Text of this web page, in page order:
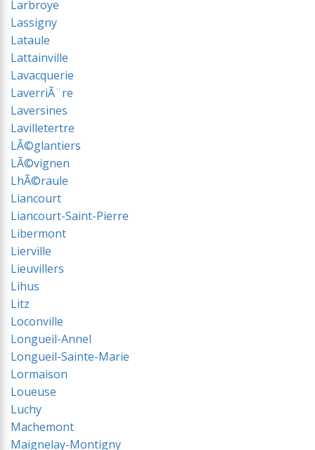
Larbroye
Lassigny
Lataule
Lattainville
Lavacquerie
LaverriÃ¨re
Laversines
Lavilletertre
LÃ©glantiers
LÃ©vignen
LhÃ©raule
Liancourt
Liancourt-Saint-Pierre
Libermont
Lierville
Lieuvillers
Lihus
Litz
Loconville
Longueil-Annel
Longueil-Sainte-Marie
Lormaison
Loueuse
Luchy
Machemont
Maignelay-Montigny